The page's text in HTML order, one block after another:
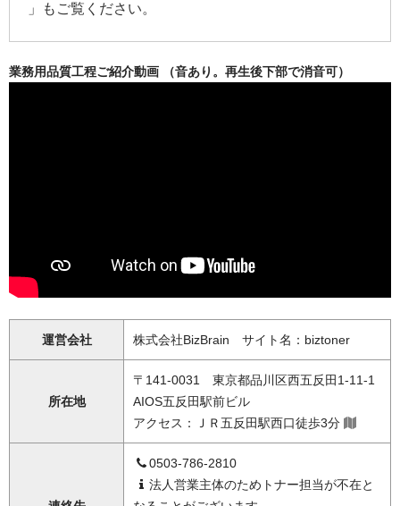
」もご覧ください。
業務用品質工程ご紹介動画 （音あり。再生後下部で消音可）
運営会社 株式会社BizBrain サイト名：biztoner
所在地
〒141-0031 東京都品川区西五反田1-11-1
AIOS五反田駅前ビル
アクセス：ＪＲ五反田駅西口徒歩3分
0503-786-2810
法人営業主体のためトナー担当が不在と